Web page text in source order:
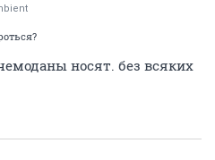
носят. без всяких